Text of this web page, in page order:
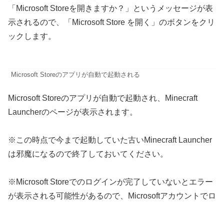
「Microsoft Storeを開きますか？」というメッセージが表
示されるので、「Microsoft Store を開く」のボタンをクリ
ックします。
Microsoft Storeのアプリが自動で起動される
Microsoft Storeのアプリが自動で起動され、Minecraft
Launcherのページが表示されます。
※この時点で今まで起動していた古いMinecraft Launcher
は邪魔になるので終了しておいてください。
※Microsoft Storeでのログインが完了していないとエラー
が表示される可能性があるので、Microsoftアカウントでロ